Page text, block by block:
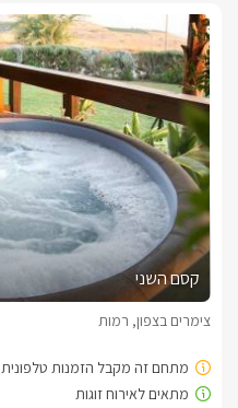
קסם השני
צימרים בצפון, רמות